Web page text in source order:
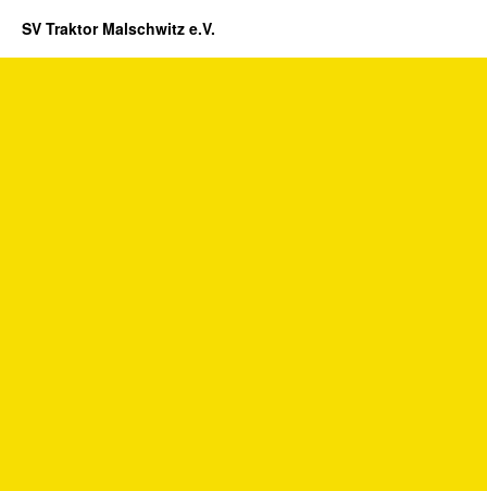
SV Traktor Malschwitz e.V.